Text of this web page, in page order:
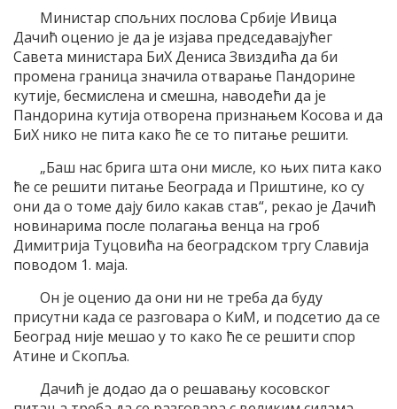
Министар спољних послова Србије Ивица
Дачић оценио је да је изјава председавајућег
Савета министара БиХ Дениса Звиздића да би
промена граница значила отварање Пандорине
кутије, бесмислена и смешна, наводећи да је
Пандорина кутија отворена признањем Косова и да
БиХ нико не пита како ће се то питање решити.
„Баш нас брига шта они мисле, ко њих пита како
ће се решити питање Београда и Приштине, ко су
они да о томе дају било какав став“, рекао је Дачић
новинарима после полагања венца на гроб
Димитрија Туцовића на београдском тргу Славија
поводом 1. маја.
Он је оценио да они ни не треба да буду
присутни када се разговара о КиМ, и подсетио да се
Београд није мешао у то како ће се решити спор
Атине и Скопља.
Дачић је додао да о решавању косовског